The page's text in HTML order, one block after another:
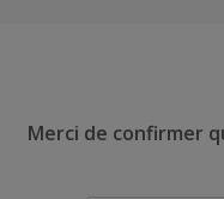
Merci de confirmer